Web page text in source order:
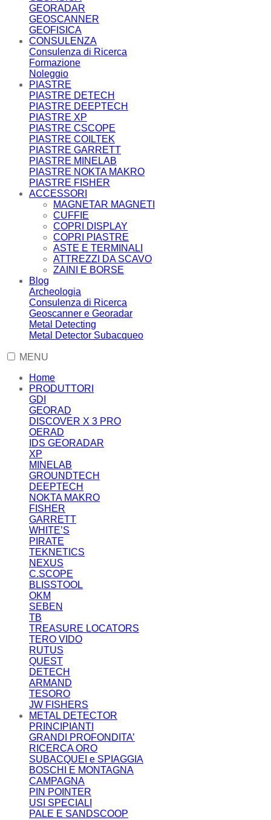
GEORADAR
GEOSCANNER
GEOFISICA
CONSULENZA
Consulenza di Ricerca
Formazione
Noleggio
PIASTRE
PIASTRE DETECH
PIASTRE DEEPTECH
PIASTRE XP
PIASTRE CSCOPE
PIASTRE COILTEK
PIASTRE GARRETT
PIASTRE MINELAB
PIASTRE NOKTA MAKRO
PIASTRE FISHER
ACCESSORI
MAGNETAR MAGNETI
CUFFIE
COPRI DISPLAY
COPRI PIASTRE
ASTE E TERMINALI
ATTREZZI DA SCAVO
ZAINI E BORSE
Blog
Archeologia
Consulenza di Ricerca
Geoscanner e Georadar
Metal Detecting
Metal Detector Subacqueo
MENU
Home
PRODUTTORI
GDI
GEORAD
DISCOVER X 3 PRO
OERAD
IDS GEORADAR
XP
MINELAB
GROUNDTECH
DEEPTECH
NOKTA MAKRO
FISHER
GARRETT
WHITE’S
PIRATE
TEKNETICS
NEXUS
C.SCOPE
BLISSTOOL
OKM
SEBEN
TB
TREASURE LOCATORS
TERO VIDO
RUTUS
QUEST
DETECH
ARMAND
TESORO
JW FISHERS
METAL DETECTOR
PRINCIPIANTI
GRANDI PROFONDITA’
RICERCA ORO
SUBACQUEI e SPIAGGIA
BOSCHI E MONTAGNA
CAMPAGNA
PIN POINTER
USI SPECIALI
PALE E SANDSCOOP